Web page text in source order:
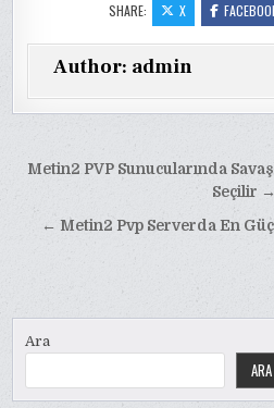
SHARE: X
Author: admin
Yazı
Metin2 PVP Sunucularında
Seçilir →
← Metin2 Pvp Serverda En
Ara
ARA